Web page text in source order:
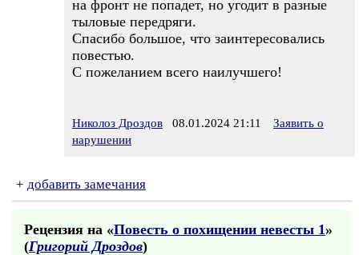
на фронт не попадет, но угодит в разные
тыловые передряги.
Спасибо большое, что заинтересовались
повестью.
С пожеланием всего наилучшего!
Николоз Дроздов 08.01.2024 21:11
Заявить о
нарушении
+ добавить замечания
Рецензия на «Повесть о похищении невесты 1»
(Григорий Дроздов)